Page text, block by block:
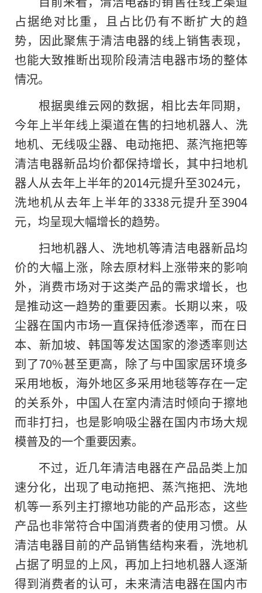
占据绝对比重，且占比仍有不断扩大的趋
势，因此聚焦于清洁电器的线上销售表现，
也能大致推断出现阶段清洁电器市场的整体
情况。
根据奥维云网的数据，相比去年同期，
今年上半年线上渠道在售的扫地机器人、洗
地机、无线吸尘器、电动拖把、蒸汽拖把等
清洁电器新品均价都保持增长，其中扫地机
器人从去年上半年的2014元提升至3024元，
洗地机从去年上半年的3338元提升至3904
元，均呈现大幅增长的趋势。
扫地机器人、洗地机等清洁电器新品均
价的大幅上涨，除去原材料上涨带来的影响
外，消费市场对于这类产品的需求增长，也
是推动这一趋势的重要因素。长期以来，吸
尘器在国内市场一直保持低渗透率，而在日
本、新加坡、韩国等发达国家的渗透率则达
到了70%甚至更高，除了与中国家居环境多
采用地板，海外地区多采用地毯等存在一定
的关系外，中国人在室内清洁时倾向于擦地
而非打扫，也是影响吸尘器在国内市场大规
模普及的一个重要因素。
不过，近几年清洁电器在产品品类上加
速分化，出现了电动拖把、蒸汽拖把、洗地
机等一系列主打擦地功能的产品形态，这些
产品也非常符合中国消费者的使用习惯。从
清洁电器目前的产品销售结构来看，洗地机
占据了明显的上风，再加上扫地机器人逐渐
得到消费者的认可，未来清洁电器在国内市